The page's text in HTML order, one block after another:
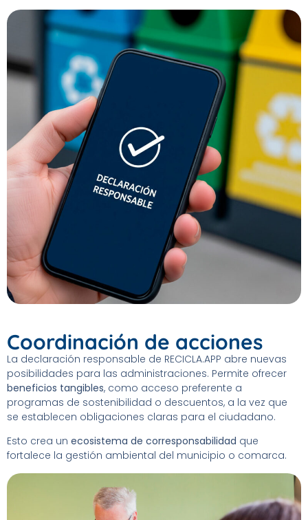
Coordinación de acciones
La declaración responsable de RECICLA.APP abre nuevas
posibilidades para las administraciones. Permite ofrecer
beneficios tangibles, como acceso preferente a
programas de sostenibilidad o descuentos, a la vez que
se establecen obligaciones claras para el ciudadano.
Esto crea un ecosistema de corresponsabilidad que
fortalece la gestión ambiental del municipio o comarca.